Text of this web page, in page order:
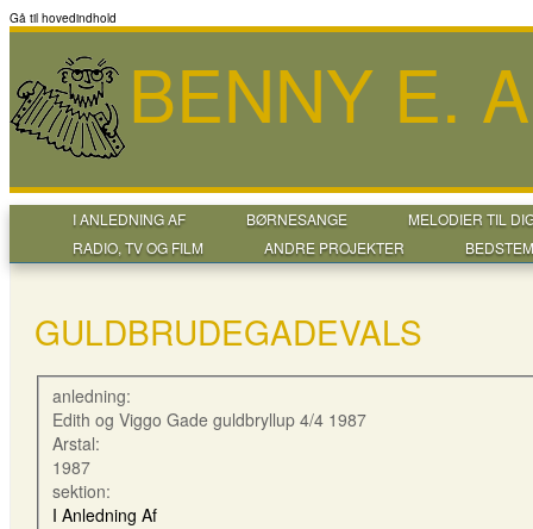
Gå til hovedindhold
BENNY E.
I ANLEDNING AF BØRNESANGE
MELODIER TIL
RADIO, TV OG FILM
ANDRE PROJEKTER
GULDBRUDEGADEVALS
anledning:
Edith og Viggo Gade guldbryllup 4/4 1987
Arstal:
1987
sektion:
I Anledning Af